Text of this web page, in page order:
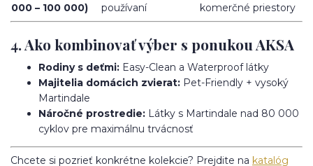
000 – 100 000)
používaní
komerčné priestory
4. Ako kombinovať výber s ponukou AKSA
Rodiny s deťmi: Easy-Clean a Waterproof látky
Majitelia domácich zvierat: Pet-Friendly + vysoký
Martindale
Náročné prostredie: Látky s Martindale nad 80 000
cyklov pre maximálnu trvácnosť
Chcete si pozrieť konkrétne kolekcie? Prejdite na katalóg